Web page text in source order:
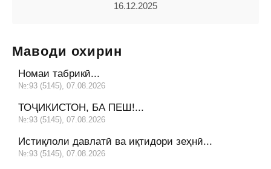
16.12.2025
Маводи охирин
Номаи табрикӣ...
№:93 (5145), 07.08.2026
ТОҶИКИСТОН, БА ПЕШ!...
№:93 (5145), 07.08.2026
Истиқлоли давлатӣ ва иқтидори зеҳнӣ...
№:93 (5145), 07.08.2026